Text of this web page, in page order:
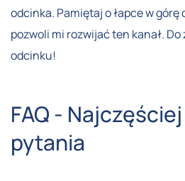
odcinka. Pamiętaj o łapce w
pozwoli mi rozwijać ten kanał.
odcinku!
FAQ -
pytania